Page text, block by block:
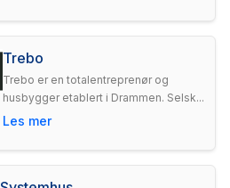
Trebo
Trebo er en totalentreprenør og
husbygger etablert i Drammen. Selsk...
Les mer